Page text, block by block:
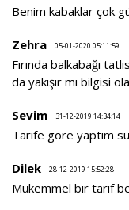
Benim kabaklar çok
Zehra 05-01-2020 05:11:59
Fırında balkabağı
da yakışır mı bilgisi
Sevim 31-12-2019 14:34:14
Tarife göre yaptım
Dilek 28-12-2019 15:52:28
Mükemmel bir tarif